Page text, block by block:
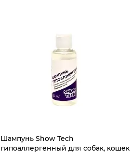
Шампунь Show Tech
гипоаллергенный для собак, кошек